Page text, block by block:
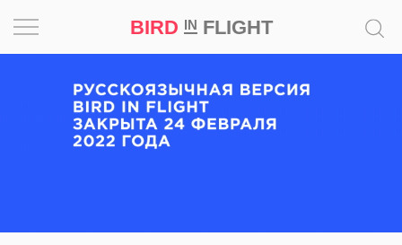
BIRD INFLIGHT